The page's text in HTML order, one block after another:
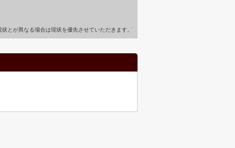
とが異なる場合は現状を優先させていただきます。